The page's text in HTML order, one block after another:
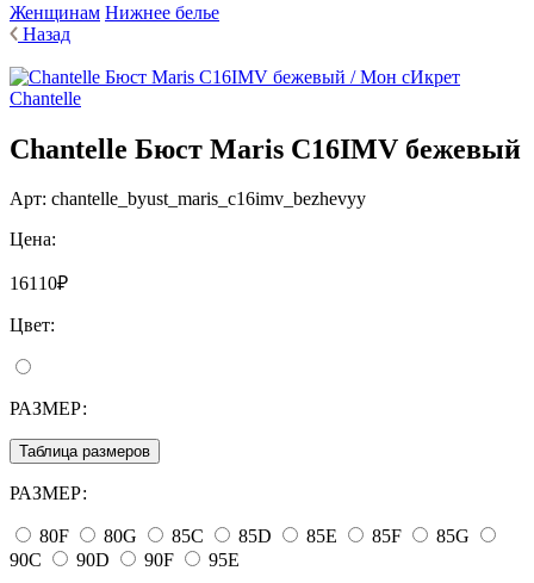
Женщинам Нижнее белье
Назад
Chantelle
Chantelle Бюст Maris C16IMV бежевый
Арт: chantelle_byust_maris_c16imv_bezhevyy
Цена:
16110₽
Цвет:
РАЗМЕР:
Таблица размеров
РАЗМЕР:
80F 80G 85C 85D 85E 85F
85G
90C
90D 90F
95E